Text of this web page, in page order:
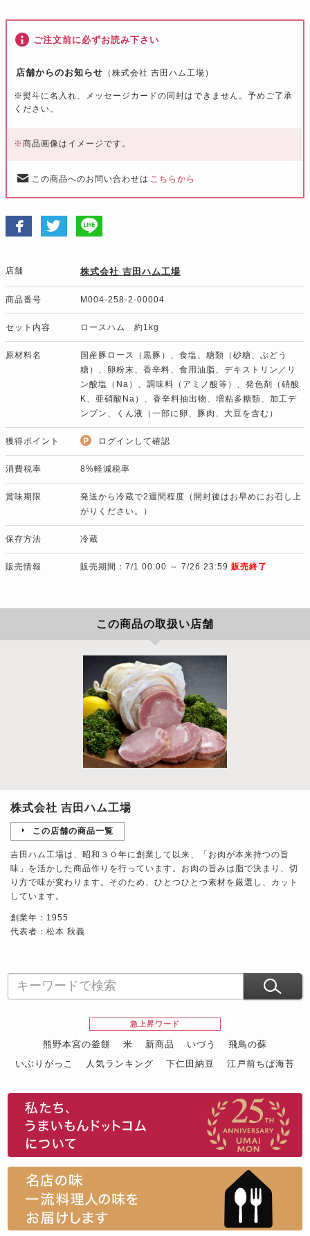
ご注文前に必ずお読み下さい
店舗からのお知らせ （株式会社 吉田ハム工場）
※熨斗に名入れ、メッセージカードの同封はできません。予めご了承
ください。
※商品画像はイメージです。
この商品へのお問い合わせは こちらから
店舗 株式会社 吉田ハム工場
商品番号 M004-258-2-00004
セット内容 ロースハム 約1kg
原材料名
国産豚ロース（黒豚）、食塩、糖類（砂糖、ぶどう
糖）、卵粉末、香辛料、食用油脂、デキストリン／リ
ン酸塩（Na）、調味料（アミノ酸等）、発色剤（硝酸
K、亜硝酸Na）、香辛料抽出物、増粘多糖類、加工デ
ンプン、くん液（一部に卵、豚肉、大豆を含む）
獲得ポイント ログインして確認
消費税率 8%軽減税率
賞味期限
発送から冷蔵で2週間程度（開封後はお早めにお召し上
がりください。）
保存方法 冷蔵
販売情報 販売期間：7/1 00:00 ～ 7/26 23:59 販売終了
この商品の取扱い店舗
株式会社 吉田ハム工場
この店舗の商品一覧
吉田ハム工場は、昭和３０年に創業して以来、「お肉が本来持つの旨
味」を活かした商品作りを行っています。お肉の旨みは脂で決まり、切
り方で味が変わります。そのため、ひとつひとつ素材を厳選し、カット
しています。
創業年：1955
代表者：松本 秋義
急上昇ワード
熊野本宮の釜餅 米 新商品 いづう
飛鳥の蘇
いぶりがっこ
人気ランキング 下仁田納豆
江戸前ちば海苔